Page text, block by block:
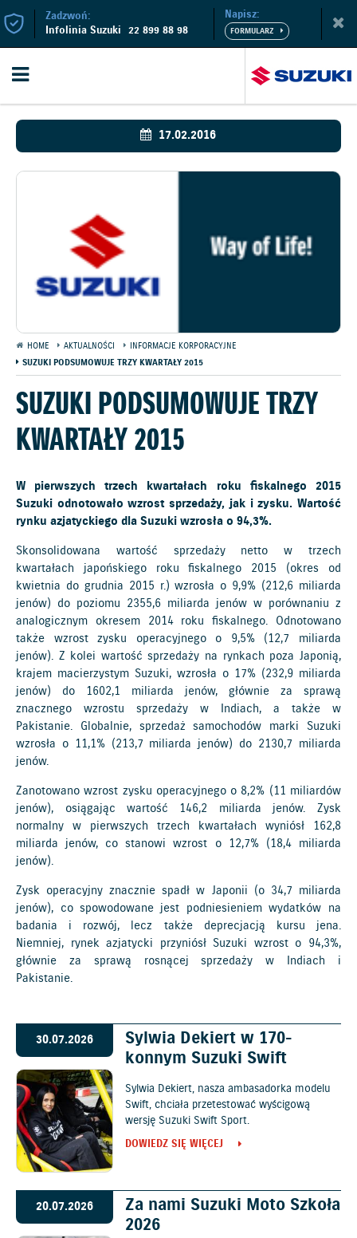
Zadzwoń:
Infolinia Suzuki 22 899 88 98
Napisz:
17.02.2016
HOME AKTUALNOŚCI
INFORMACJE KORPORACYJNE
SUZUKI PODSUMOWUJE TRZY KWARTAŁY 2015
SUZUKI PODSUMOWUJE TRZY
KWARTAŁY 2015
W pierwszych trzech kwartałach roku fiskalnego 2015
Suzuki odnotowało wzrost sprzedaży, jak i zysku. Wartość
rynku azjatyckiego dla Suzuki wzrosła o 94,3%.
Skonsolidowana wartość sprzedaży netto w trzech
kwartałach japońskiego roku fiskalnego 2015 (okres od
kwietnia do grudnia 2015 r.) wzrosła o 9,9% (212,6 miliarda
jenów) do poziomu 2355,6 miliarda jenów w porównaniu z
analogicznym okresem 2014 roku fiskalnego. Odnotowano
także wzrost zysku operacyjnego o 9,5% (12,7 miliarda
jenów). Z kolei wartość sprzedaży na rynkach poza Japonią,
krajem macierzystym Suzuki, wzrosła o 17% (232,9 miliarda
jenów) do 1602,1 miliarda jenów, głównie za sprawą
znacznego wzrostu sprzedaży w Indiach, a także w
Pakistanie. Globalnie, sprzedaż samochodów marki Suzuki
wzrosła o 11,1% (213,7 miliarda jenów) do 2130,7 miliarda
jenów.
Zanotowano wzrost zysku operacyjnego o 8,2% (11 miliardów
jenów), osiągając wartość 146,2 miliarda jenów. Zysk
normalny w pierwszych trzech kwartałach wyniósł 162,8
miliarda jenów, co stanowi wzrost o 12,7% (18,4 miliarda
jenów).
Zysk operacyjny znacznie spadł w Japonii (o 34,7 miliarda
jenów), co spowodowane jest podniesieniem wydatków na
badania i rozwój, lecz także deprecjacją kursu jena.
Niemniej, rynek azjatycki przyniósł Suzuki wzrost o 94,3%,
głównie za sprawą rosnącej sprzedaży w Indiach i
Pakistanie.
30.07.2026
Sylwia Dekiert w 170-
konnym Suzuki Swift
Sylwia Dekiert, nasza ambasadorka modelu
Swift, chciała przetestować wyścigową
wersję Suzuki Swift Sport.
DOWIEDZ SIĘ WIĘCEJ
20.07.2026
Za nami Suzuki Moto Szkoła
2026